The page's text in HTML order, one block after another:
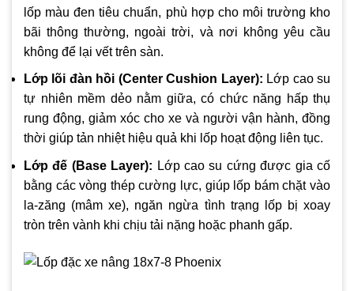
lốp màu đen tiêu chuẩn, phù hợp cho môi trường kho
bãi thông thường, ngoài trời, và nơi không yêu cầu
không để lại vết trên sàn.
Lớp lõi đàn hồi (Center Cushion Layer): Lớp cao su
tự nhiên mềm dẻo nằm giữa, có chức năng hấp thụ
rung động, giảm xóc cho xe và người vận hành, đồng
thời giúp tản nhiệt hiệu quả khi lốp hoạt động liên tục.
Lớp đế (Base Layer): Lớp cao su cứng được gia cố
bằng các vòng thép cường lực, giúp lốp bám chặt vào
la-zăng (mâm xe), ngăn ngừa tình trạng lốp bị xoay
tròn trên vành khi chịu tải nặng hoặc phanh gấp.